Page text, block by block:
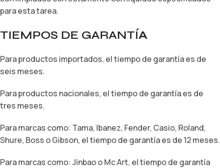
para esta tarea.
TIEMPOS DE GARANTÍA
Para productos importados, el tiempo de garantía es de
seis meses.
Para productos nacionales, el tiempo de garantía es de
tres meses.
Para marcas como: Tama, Ibanez, Fender, Casio, Roland,
Shure, Boss o Gibson, el tiempo de garantía es de 12 meses.
Para marcas como: Jinbao o Mc Art, el tiempo de garantía